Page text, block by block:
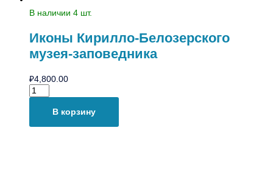
В наличии 4 шт.
Иконы Кирилло-Белозерского
музея-заповедника
₽4,800.00
В корзину